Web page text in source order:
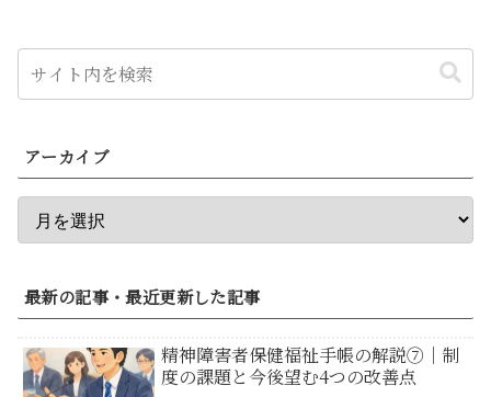
アーカイブ
最新の記事・最近更新した記事
精神障害者保健福祉手帳の解説⑦｜制
度の課題と今後望む4つの改善点